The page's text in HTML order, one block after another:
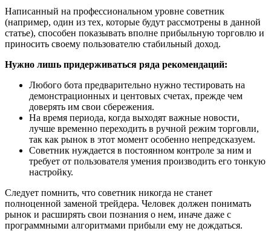
Написанный на профессиональном уровне советник
(например, один из тех, которые будут рассмотрены в данной
статье), способен показывать вполне прибыльную торговлю и
приносить своему пользователю стабильный доход.
Нужно лишь придерживаться ряда рекомендаций:
Любого бота предварительно нужно тестировать на
демонстрационных и центовых счетах, прежде чем
доверять им свои сбережения.
На время периода, когда выходят важные новости,
лучше временно переходить в ручной режим торговли,
так как рынок в этот момент особенно непредсказуем.
Советник нуждается в постоянном контроле за ним и
требует от пользователя умения производить его тонкую
настройку.
Следует помнить, что советник никогда не станет
полноценной заменой трейдера. Человек должен понимать
рынок и расширять свои познания о нем, иначе даже с
программными алгоритмами прибыли ему не дождаться.